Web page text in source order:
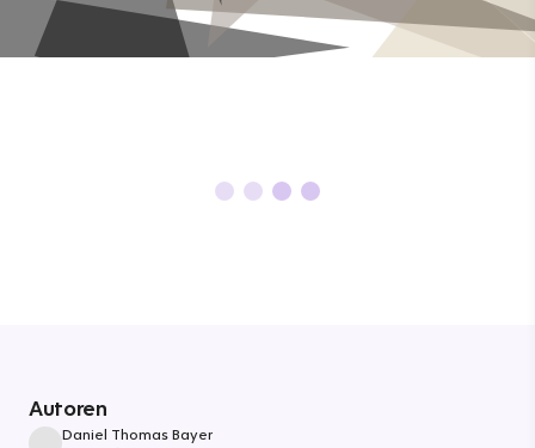
Autoren
Daniel Thomas Bayer